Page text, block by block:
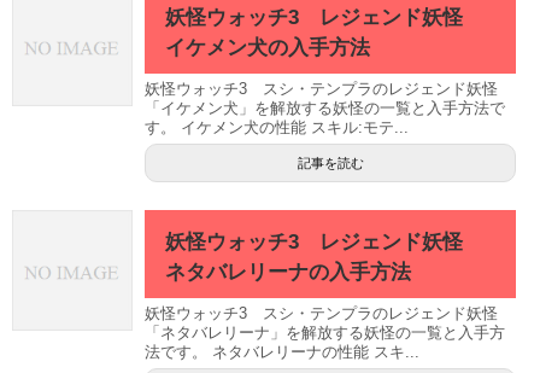
妖怪ウォッチ3 レジェンド妖怪
イケメン犬の入手方法
妖怪ウォッチ3 スシ・テンプラのレジェンド妖怪
「イケメン犬」を解放する妖怪の一覧と入手方法で
す。 イケメン犬の性能 スキル:モテ...
記事を読む
妖怪ウォッチ3 レジェンド妖怪
ネタバレリーナの入手方法
妖怪ウォッチ3 スシ・テンプラのレジェンド妖怪
「ネタバレリーナ」を解放する妖怪の一覧と入手方
法です。 ネタバレリーナの性能 スキ...